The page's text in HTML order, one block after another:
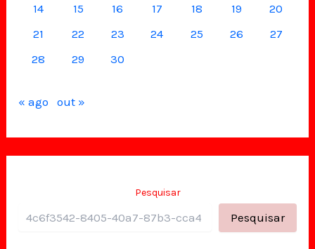
14
15 16 17 18 19
20
21
22 23 24 25 26
27
28
29 30
« ago out »
Pesquisar
Pesquisar